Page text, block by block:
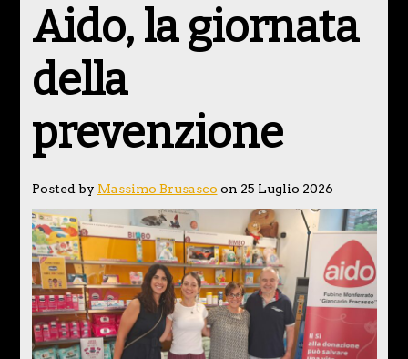
Aido, la giornata
della
prevenzione
Posted by Massimo Brusasco on 25 Luglio 2026